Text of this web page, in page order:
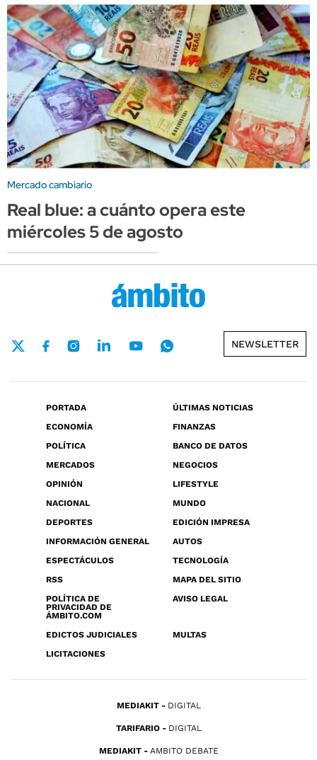
Mercado cambiario
Real blue: a cuánto opera este
miércoles 5 de agosto
NEWSLETTER
PORTADA
ÚLTIMAS NOTICIAS
ECONOMÍA
FINANZAS
POLÍTICA
BANCO DE DATOS
MERCADOS
NEGOCIOS
OPINIÓN
LIFESTYLE
NACIONAL
MUNDO
DEPORTES
EDICIÓN IMPRESA
INFORMACIÓN GENERAL
AUTOS
ESPECTÁCULOS
TECNOLOGÍA
RSS
MAPA DEL SITIO
POLÍTICA DE
PRIVACIDAD DE
ÁMBITO.COM
AVISO LEGAL
EDICTOS JUDICIALES
MULTAS
LICITACIONES
MEDIAKIT DIGITAL
TARIFARIO DIGITAL
MEDIAKIT AMBITO DEBATE